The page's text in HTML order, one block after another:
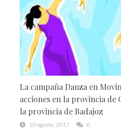
La campaña Danza en
acciones en la provincia de
la provincia de Badajoz
10 agosto, 2017 0